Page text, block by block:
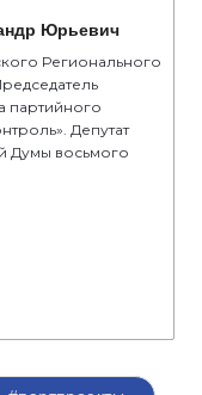
Юрьевич
Регионального
партийного
Депутат
Думы восьмого